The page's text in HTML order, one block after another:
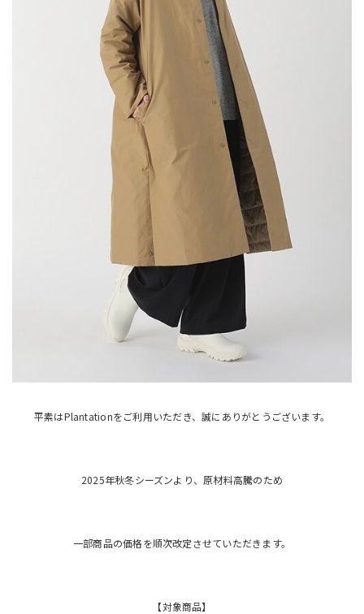
平素はPlantationをご利用いただき、誠にありがとうございます。
2025年秋冬シーズンより、原材料高騰のため
一部商品の価格を順次改定させていただきます。
【対象商品】